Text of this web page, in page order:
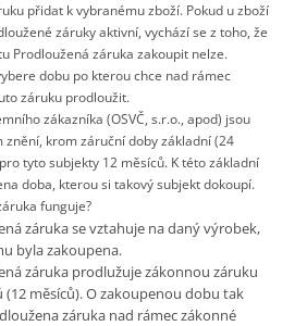
přidat k vybranému zboží. Pokud u zboží
záruky aktivní, vychází se z toho, že
Prodloužená záruka zakoupit nelze.
dobu po kterou chce nad rámec
záruku prodloužit.
zákazníka (OSVČ, s.r.o., apod) jsou
znění, krom záruční doby základní (24
tyto subjekty 12 měsíců. K této základní
doba, kterou si takový subjekt dokoupí.
funguje?
záruka se vztahuje na daný výrobek,
byla zakoupena.
záruka prodlužuje zákonnou záruku
(12 měsíců). O zakoupenou dobu tak
záruka nad rámec zákonné